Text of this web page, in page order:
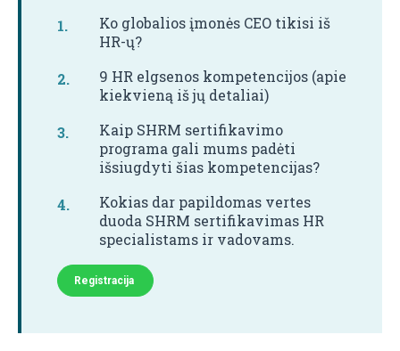
Ko globalios įmonės CEO tikisi iš
HR-ų?
9 HR elgsenos kompetencijos (apie
kiekvieną iš jų detaliai)
Kaip SHRM sertifikavimo
programa gali mums padėti
išsiugdyti šias kompetencijas?
Kokias dar papildomas vertes
duoda SHRM sertifikavimas HR
specialistams ir vadovams.
Registracija